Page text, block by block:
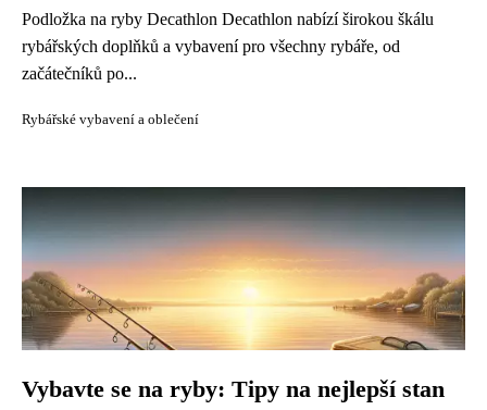
Podložka na ryby Decathlon Decathlon nabízí širokou škálu
rybářských doplňků a vybavení pro všechny rybáře, od
začátečníků po...
Rybářské vybavení a oblečení
Vybavte se na ryby: Tipy na nejlepší stan